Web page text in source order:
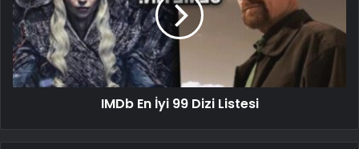
IMDb En İyi 99 Dizi Listesi